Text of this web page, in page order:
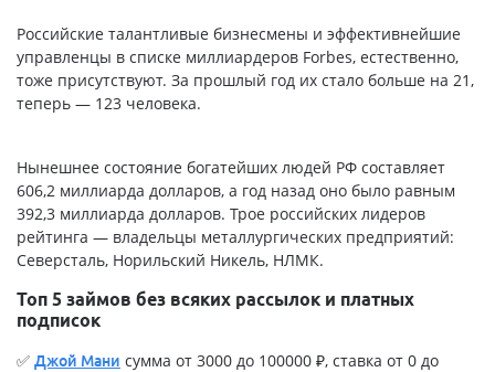
Российские талантливые бизнесмены и эффективнейшие
управленцы в списке миллиардеров Forbes, естественно,
тоже присутствуют. За прошлый год их стало больше на 21,
теперь — 123 человека.
Нынешнее состояние богатейших людей РФ составляет
606,2 миллиарда долларов, а год назад оно было равным
392,3 миллиарда долларов. Трое российских лидеров
рейтинга — владельцы металлургических предприятий:
Северсталь, Норильский Никель, НЛМК.
Топ 5 займов без всяких рассылок и платных
подписок
✅ Джой Мани сумма от 3000 до 100000 ₽, ставка от 0 до